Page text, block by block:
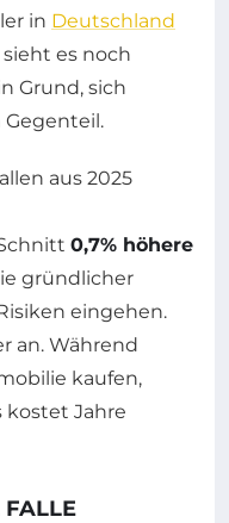
in Deutschland
es noch
Grund, sich
Gegenteil.
aus 2025
0,7% höhere
gründlicher
eingehen.
an. Während
kaufen,
kostet Jahre
FALLE